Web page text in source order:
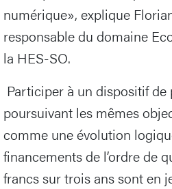
numérique», explique
responsable du domaine
la HES-SO.
Participer à un dispositif
poursuivant les mêmes
comme une évolution
financements de l’ordre de
francs sur trois ans sont en